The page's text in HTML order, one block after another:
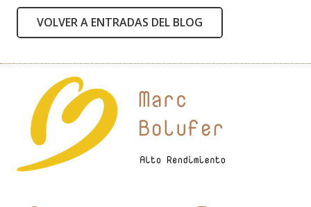
VOLVER A ENTRADAS DEL BLOG